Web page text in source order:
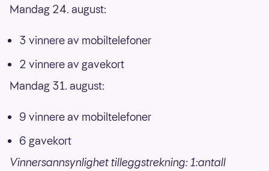
Mandag 24. august:
3 vinnere av mobiltelefoner
2 vinnere av gavekort
Mandag 31. august:
9 vinnere av mobiltelefoner
6 gavekort
Vinnersannsynlighet tilleggstrekning: 1:antall